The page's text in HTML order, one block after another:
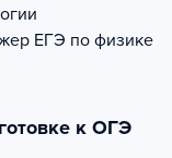
ЕГЭ по физике
к ОГЭ